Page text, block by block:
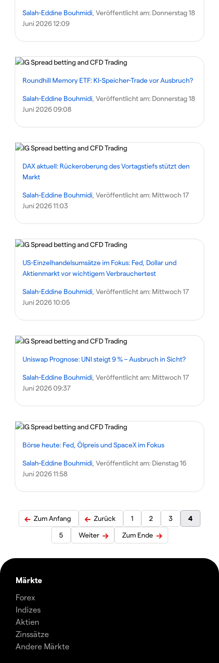
Salah-Eddine Bouhmidi , Veröffentlicht am: Donnerstag 18
Juni 2026 12:09
Roundhill Memory ETF: KI-Speicher-Trade vor Ausbruch?
Salah-Eddine Bouhmidi , Veröffentlicht am: Donnerstag 18
Juni 2026 09:08
DAX aktuell: Rückeroberung des Vortagstiefs stützt den
Markt
Salah-Eddine Bouhmidi , Veröffentlicht am: Mittwoch 17
Juni 2026 11:03
US-Einzelhandelsumsätze im Fokus: Fed, Dollar und
Aktienmarkt vor wichtigem Verbrauchertest
Salah-Eddine Bouhmidi , Veröffentlicht am: Mittwoch 17
Juni 2026 10:05
Uniswap Prognose: UNI steigt 9 % – Ausbruch in Sicht?
Salah-Eddine Bouhmidi , Veröffentlicht am: Mittwoch 17
Juni 2026 09:37
Börse heute: Fed, Ölpreis und SpaceX im Fokus
Salah-Eddine Bouhmidi , Veröffentlicht am: Dienstag 16
Juni 2026 11:58
Zum Anfang Zurück 1 2 3
4
5
Weiter Zum Ende
Märkte
Forex
Indizes
Aktien
Zinssätze
Andere Märkte